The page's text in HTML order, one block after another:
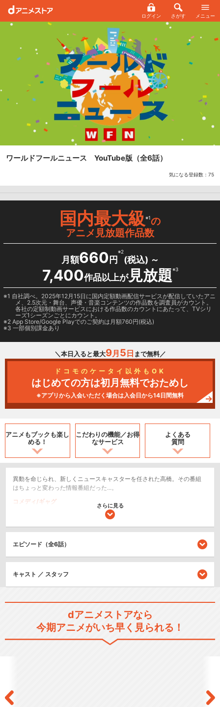
ログイン さがす メニュー
ワールドフールニュース YouTube版 （全6話）
気になる登録数： 75
国内最大級※1の
アニメ見放題作品数
月額660 円
※2
(税込) ～
7,400作品以上が見放題※3
1 自社調べ。2025年12月15日に国内定額動画配信サービスが配信していたアニ
メ、2.5次元・舞台、声優・音楽コンテンツの作品数を調査員がカウント。
各社の定額制動画サービスにおける作品数のカウントにあたって、TVシリ
ーズ1シーズンごとにカウント。
2 App Store/Google Playでのご契約は月額760円(税込)
3 一部個別課金あり
＼本日入ると最大9月 5 日 まで無料／
ドコモのケータイ以外もOK
はじめての方は初月無料でおためし
※アプリから入会いただく場合は入会日から14日間無料
アニメもブックも楽し
める！
こだわりの機能／お得
なサービス
よくある
質問
異動を命じられ、新しくニュースキャスターを任された高橋。その番組
はちょっと変わった情報番組だった...。
コメディ/ギャグ
シリーズ／関連のアニメ作品
ワールドフールニュース
ワールドフールニュース PAR
T Ⅱ
さらに見る
エピソード（全6話）
キャスト ／ スタッフ
dアニメストアなら
今期アニメがいち早く見られる！